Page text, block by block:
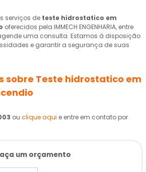
serviços de teste hidrostatico em
oferecidos pela IMMECH ENGENHARIA, entre
uma consulta. Estamos à disposição
e garantir a segurança de suas
sobre Teste hidrostatico em
ou clique aqui e entre em contato por
um orçamento